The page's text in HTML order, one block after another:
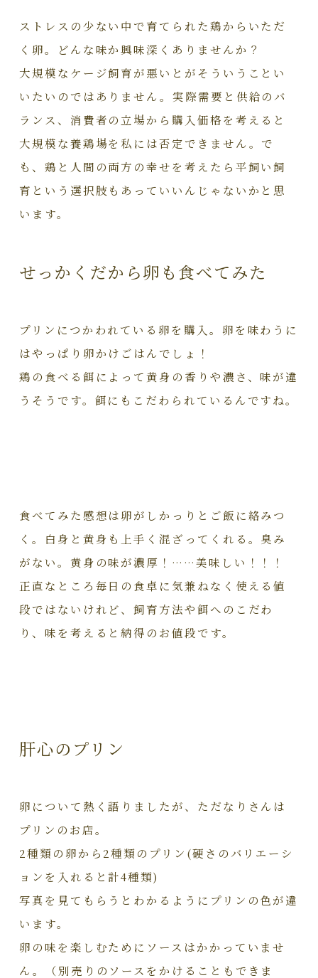
ストレスの少ない中で育てられた鶏からいただ
く卵。どんな味か興味深くありませんか？
大規模なケージ飼育が悪いとがそういうことい
いたいのではありません。実際需要と供給のバ
ランス、消費者の立場から購入価格を考えると
大規模な養鶏場を私には否定できません。で
も、鶏と人間の両方の幸せを考えたら平飼い飼
育という選択肢もあっていいんじゃないかと思
います。
せっかくだから卵も食べてみた
プリンにつかわれている卵を購入。卵を味わうに
はやっぱり卵かけごはんでしょ！
鶏の食べる餌によって黄身の香りや濃さ、味が違
うそうです。餌にもこだわられているんですね。
食べてみた感想は卵がしかっりとご飯に絡みつ
く。白身と黄身も上手く混ざってくれる。臭み
がない。黄身の味が濃厚！……美味しい！！！
正直なところ毎日の食卓に気兼ねなく使える値
段ではないけれど、飼育方法や餌へのこだわ
り、味を考えると納得のお値段です。
肝心のプリン
卵について熱く語りましたが、ただなりさんは
プリンのお店。
2種類の卵から2種類のプリン(硬さのバリエーシ
ョンを入れると計4種類)
写真を見てもらうとわかるようにプリンの色が違
います。
卵の味を楽しむためにソースはかかっていませ
ん。（別売りのソースをかけることもできま